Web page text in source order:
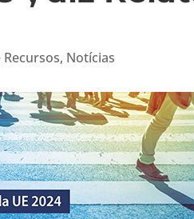
, Notícias